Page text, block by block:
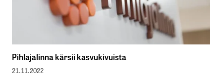
Pihlajalinna kärsii kasvukivuista
21.11.2022